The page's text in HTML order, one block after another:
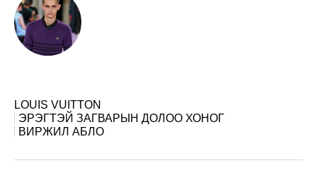
LOUIS VUITTON
ЭРЭГТЭЙ ЗАГВАРЫН ДОЛОО ХОНОГ
ВИРЖИЛ АБЛО